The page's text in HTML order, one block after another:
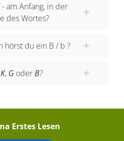
am Anfang, in der
des Wortes?
hörst du ein B / b ?
K, G oderB?
Erstes Lesen